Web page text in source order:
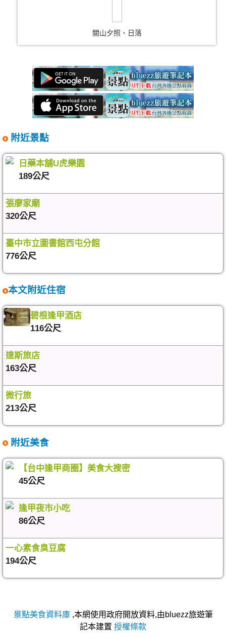
關山夕照、日落
附近景點
日藥本舖U虎樂園
189公尺
張廖家廟
320公尺
臺中市立圖書館西屯分館
776公尺
本文附近住宿
碧根逢甲酒店
116公尺
達斯旅店
163公尺
微行旅
213公尺
附近美食
【台中逢甲商圈】美食大搜密
45公尺
逢甲夜市小吃
86公尺
一心素食臭豆腐
194公尺
景點美食資料庫,本網使用政府開放資料,由bluezz旅遊筆
記本建置 授權條款